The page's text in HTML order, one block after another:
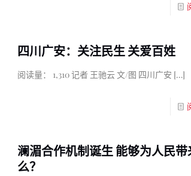
四川广安：关注民生 关爱百姓
阅读量： 1,310 记者 王驰云 文/图 四川广安 […]
澜湄合作机制诞生 能够为人民带
么？